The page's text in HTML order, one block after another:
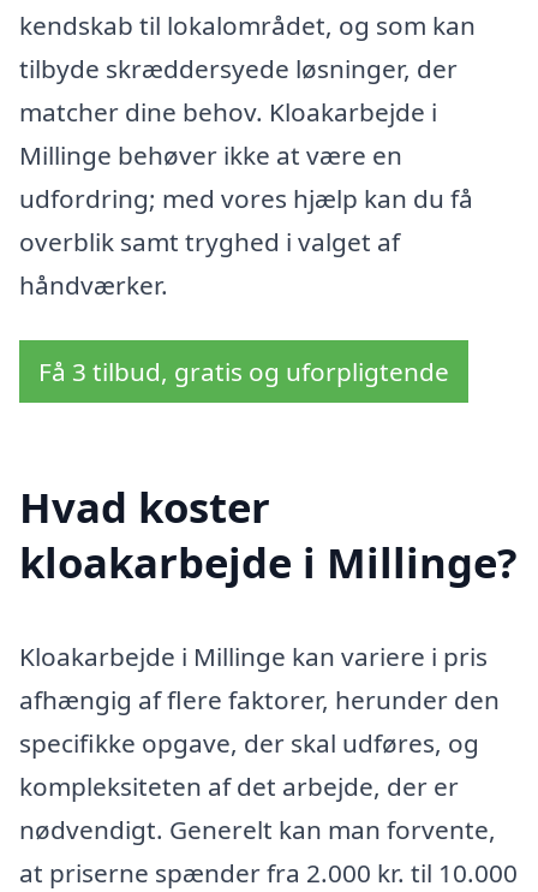
kendskab til lokalområdet, og som kan
tilbyde skræddersyede løsninger, der
matcher dine behov. Kloakarbejde i
Millinge behøver ikke at være en
udfordring; med vores hjælp kan du få
overblik samt tryghed i valget af
håndværker.
Få 3 tilbud, gratis og uforpligtende
Hvad koster
kloakarbejde i Millinge?
Kloakarbejde i Millinge kan variere i pris
afhængig af flere faktorer, herunder den
specifikke opgave, der skal udføres, og
kompleksiteten af det arbejde, der er
nødvendigt. Generelt kan man forvente,
at priserne spænder fra 2.000 kr. til 10.000